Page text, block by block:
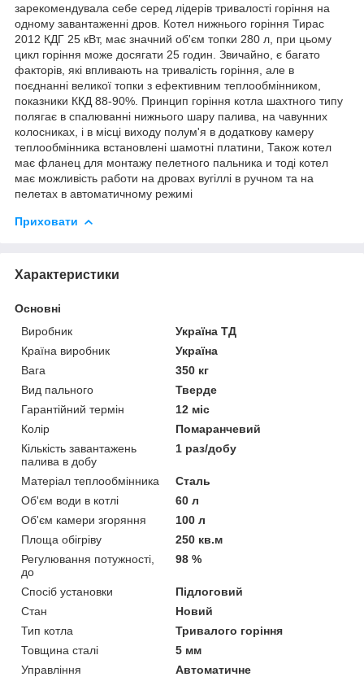
зарекомендувала себе серед лідерів тривалості горіння на
одному завантаженні дров. Котел нижнього горіння Тирас
2012 КДГ 25 кВт, має значний об'єм топки 280 л, при цьому
цикл горіння може досягати 25 годин. Звичайно, є багато
факторів, які впливають на тривалість горіння, але в
поєднанні великої топки з ефективним теплообмінником,
показники ККД 88-90%. Принцип горіння котла шахтного типу
полягає в спалюванні нижнього шару палива, на чавунних
колосниках, і в місці виходу полум'я в додаткову камеру
теплообмінника встановлені шамотні платини, Також котел
має фланец для монтажу пелетного пальника и тоді котел
має можливість работи на дровах вугіллі в ручном та на
пелетах в автоматичному режимі
Приховати
Характеристики
Основні
Виробник
Україна ТД
Країна виробник
Україна
Вага
350 кг
Вид пального
Тверде
Гарантійний термін
12 міс
Колір
Помаранчевий
Кількість завантажень
палива в добу
1 раз/добу
Матеріал теплообмінника
Сталь
Об'єм води в котлі
60 л
Об'єм камери згоряння
100 л
Площа обігріву
250 кв.м
Регулювання потужності,
до
98 %
Спосіб установки
Підлоговий
Стан
Новий
Тип котла
Тривалого горіння
Товщина сталі
5 мм
Управління
Автоматичне